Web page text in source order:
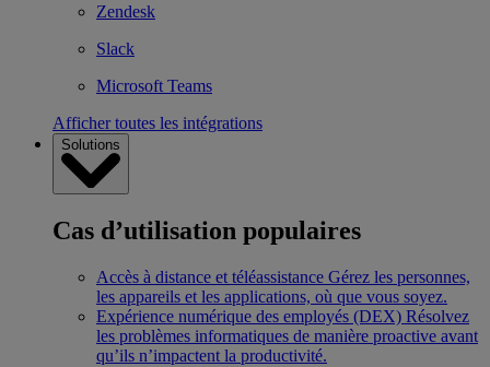
Zendesk
Slack
Microsoft Teams
Afficher toutes les intégrations
Solutions
Cas d’utilisation populaires
Accès à distance et téléassistance Gérez les personnes,
les appareils et les applications, où que vous soyez.
Expérience numérique des employés (DEX) Résolvez
les problèmes informatiques de manière proactive avant
qu’ils n’impactent la productivité.